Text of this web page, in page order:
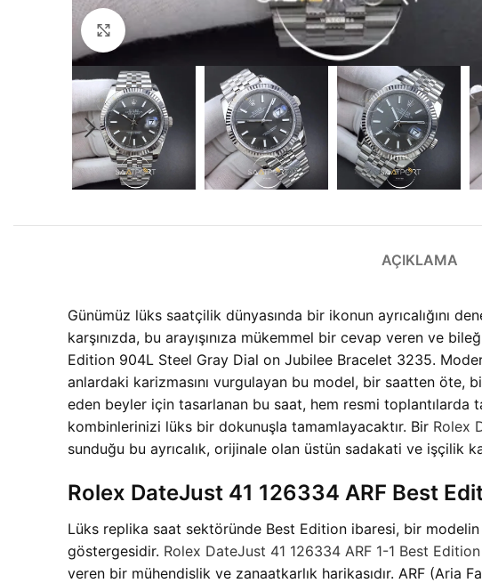
Büyütmek için tıklayın
AÇIKLAMA
Günümüz lüks saatçilik dünyasında bir ikonun ayrıcalığını
karşınızda, bu arayışınıza mükemmel bir cevap veren ve
Edition 904L Steel Gray Dial on Jubilee Bracelet 3235.
anlardaki karizmasını vurgulayan bu model, bir saatten öte,
eden beyler için tasarlanan bu saat, hem resmi
kombinlerinizi lüks bir dokunuşla tamamlayacaktır. Bir Rolex
sunduğu bu ayrıcalık, orijinale olan üstün sadakati ve işçilik
Rolex DateJust 41 126334 ARF Best
Lüks replika saat sektöründe Best Edition ibaresi, bir modelin
göstergesidir. Rolex DateJust 41 126334 ARF 1-1 Best
veren bir mühendislik ve zanaatkarlık harikasıdır. ARF